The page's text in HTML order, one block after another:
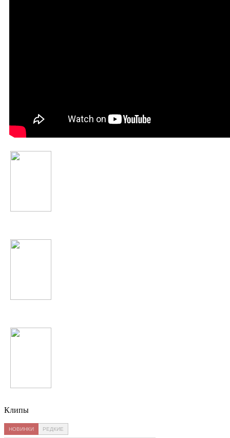
Клипы
НОВИНКИ РЕДКИЕ